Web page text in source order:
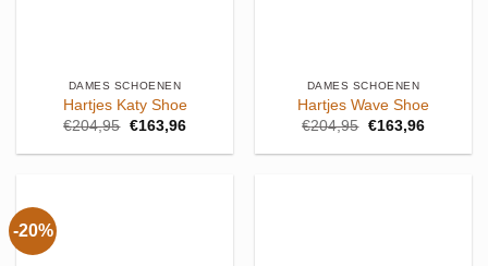
DAMES SCHOENEN
Hartjes Katy Shoe
€204,95 Oorspronkelijke
was:
€163,96Huidige
is:
DAMES SCHOENEN
Hartjes Wave Shoe
€204,95 Oorspronkelijke
was:
€163,96Huidige
is:
-20%